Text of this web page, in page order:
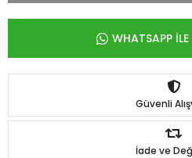
WHATSAPP İLE
Güvenli
İade ve